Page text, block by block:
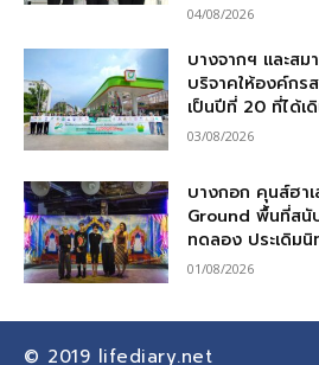
04/08/2026
บางจากฯ และสม
บริจาคให้องค์กร
เป็นปีที่ 20 ที่ได้เ
03/08/2026
บางกอก คุนส์ฮา
Ground พื้นที่สนั
ทดลอง ประเดิมนิ
01/08/2026
© 2019 lifediary.net